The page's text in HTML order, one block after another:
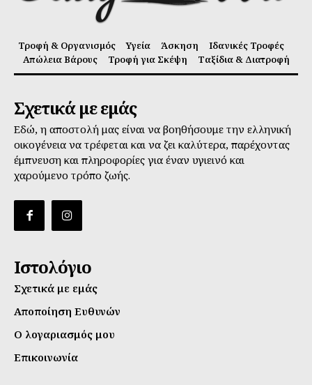
Τροφή & Οργανισμός Υγεία Άσκηση
Ιδανικές Τροφές
Απώλεια Βάρους
Τροφή για Σκέψη Ταξίδια & Διατροφή
Σχετικά με εμάς
Εδώ, η αποστολή μας είναι να βοηθήσουμε την ελληνική
οικογένεια να τρέφεται και να ζει καλύτερα, παρέχοντας
έμπνευση και πληροφορίες για έναν υγιεινό και
χαρούμενο τρόπο ζωής.
Ιστολόγιο
Σχετικά με εμάς
Αποποίηση Ευθυνών
Ο λογαριασμός μου
Επικοινωνία